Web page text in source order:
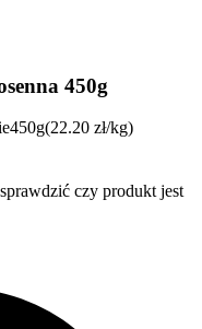
450g
450g(22.20 zł/kg)
czy produkt jest